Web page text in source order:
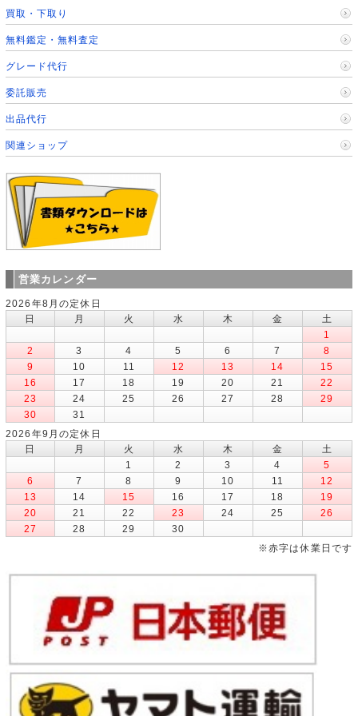
買取・下取り
無料鑑定・無料査定
グレード代行
委託販売
出品代行
関連ショップ
営業カレンダー
2026年8月の定休日
日
月 火 水 木 金
土
1
2
3 4 5 6 7
8
9
10 11 12 13 14
15
16
17 18 19 20 21
22
23
24 25 26 27 28
29
30
31
2026年9月の定休日
日
月 火 水 木 金
土
1
2 3 4
5
6
7 8 9 10 11
12
13
14 15 16 17 18
19
20
21 22 23 24 25
26
27
28 29
30
※赤字は休業日です